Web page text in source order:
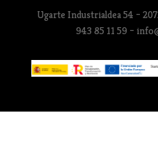
Ugarte Industrialdea 54 –
943 85 11 59 –